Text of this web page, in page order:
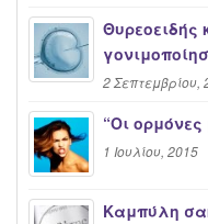
Θυρεοειδής
2 Σεπτεμβρίου,
“Oι
1 Ιουλίου, 2015
Καμπύλη